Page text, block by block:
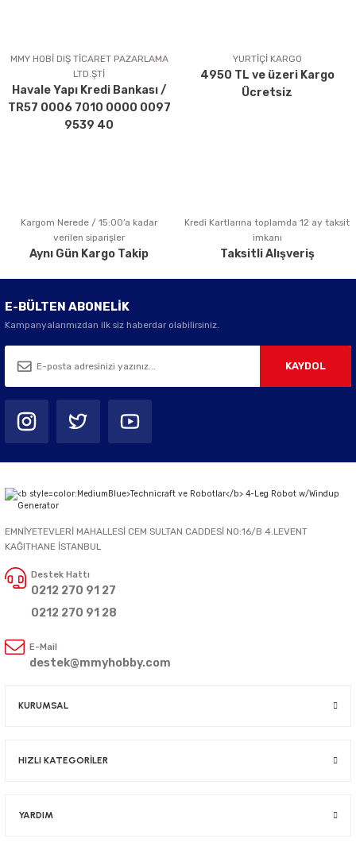
Ürün açıklamasında eksik bilgiler bulunuyor.
Ürün bilgilerinde hatalar bulunuyor.
Ürün fiyatı diğer sitelerden daha pahalı.
Bu ürüne benzer farklı alternatifler olmalı.
Gönder
MMY HOBİ DIŞ TİCARET PAZARLAMA
LTD.ŞTİ
Havale Yapı Kredi Bankası /
TR57 0006 7010 0000 0097
9539 40
YURTİÇİ KARGO
4950 TL ve üzeri Kargo
Ücretsiz
Kargom Nerede / 15:00’a kadar
verilen siparişler
Aynı Gün Kargo Takip
Kredi Kartlarına toplamda 12 ay taksit
imkanı
Taksitli Alışveriş
E-BÜLTEN ABONELİK
Kampanyalarımızdan ilk siz haberdar olabilirsiniz.
KAYDOL
EMNİYETEVLERİ MAHALLESİ CEM SULTAN CADDESİ NO:16/B 4.LEVENT
KAĞITHANE İSTANBUL
Destek Hattı
0212 270 91 27
0212 270 91 28
E-Mail
destek@mmyhobby.com
KURUMSAL
HIZLI KATEGORİLER
YARDIM